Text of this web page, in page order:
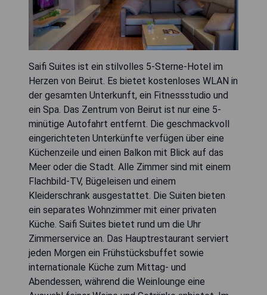
Saifi Suites ist ein stilvolles 5-Sterne-Hotel im
Herzen von Beirut. Es bietet kostenloses WLAN in
der gesamten Unterkunft, ein Fitnessstudio und
ein Spa. Das Zentrum von Beirut ist nur eine 5-
minütige Autofahrt entfernt. Die geschmackvoll
eingerichteten Unterkünfte verfügen über eine
Küchenzeile und einen Balkon mit Blick auf das
Meer oder die Stadt. Alle Zimmer sind mit einem
Flachbild-TV, Bügeleisen und einem
Kleiderschrank ausgestattet. Die Suiten bieten
ein separates Wohnzimmer mit einer privaten
Küche. Saifi Suites bietet rund um die Uhr
Zimmerservice an. Das Hauptrestaurant serviert
jeden Morgen ein Frühstücksbuffet sowie
internationale Küche zum Mittag- und
Abendessen, während die Weinlounge eine